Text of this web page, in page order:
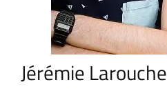
Jérémie Larouche